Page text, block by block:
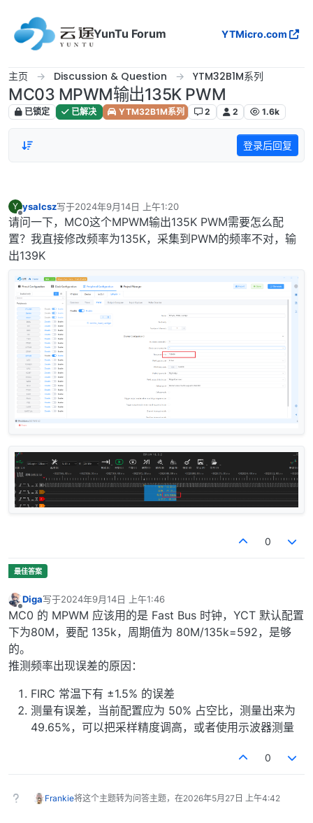
YunTu Forum
YTMicro.com
主页 Discussion & Question YTM32B1M系列
MC03 MPWM输出135K PWM
已锁定 已解决 YTM32B1M系列 2 2 1.6k
登录后回复
Y
离线
ysalcsz写于2024年9月14日 上午1:20
最后由 编辑
请问一下，MC0这个MPWM输出135K PWM需要怎么配
置？我直接修改频率为135K，采集到PWM的频率不对，输
出139K
0
离线
Diga写于2024年9月14日 上午1:46
最后由 编辑
MC0 的 MPWM 应该用的是 Fast Bus 时钟，YCT 默认配置
下为80M，要配 135k，周期值为 80M/135k=592，是够
的。
推测频率出现误差的原因：
FIRC 常温下有 ±1.5% 的误差
测量有误差，当前配置应为 50% 占空比，测量出来为
49.65%，可以把采样精度调高，或者使用示波器测量
0
Frankie将这个主题转为问答主题，在2026年5月27日 上午4:42